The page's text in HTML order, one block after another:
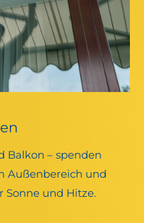
Balkon – spenden
Außenbereich und
Sonne und Hitze.